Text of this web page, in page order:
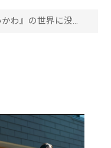
かわ』の世界に没入